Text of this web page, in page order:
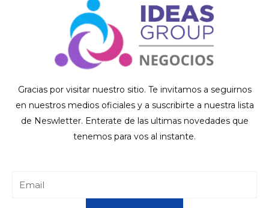
Gracias por visitar nuestro sitio. Te invitamos a seguirnos
en nuestros medios oficiales y a suscribirte a nuestra lista
de Neswletter. Enterate de las ultimas novedades que
tenemos para vos al instante.